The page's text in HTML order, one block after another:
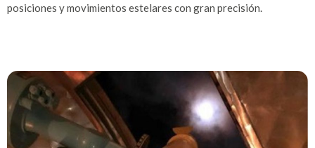
posiciones y movimientos estelares con gran precisión.